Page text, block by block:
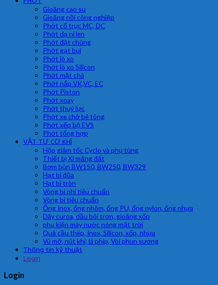
Gioăng cao su
Gioăng nồi công nghiệp
Phớt cổ trục MC, DC
Phớt dạ nỉ len
Phớt đặt chủng
Phớt gạt bụi
Phớt lò xo
Phớt lò xo Silicon
Phớt mặt chà
Phớt nắp VK,VC, EC
Phớt Piston
Phớt xoay
Phớt thuỷ lực
Phớt xe chở bê tông
Phớt xếp bộ EVS
Phớt tổng hợp
VẬT TƯ CƠ KHÍ
Hộp giảm tốc Cyclo và phụ tùng
Thiết bị Xi măng đất
Bơm bùn BW150, BW250, BW329
Hạt bi đũa
Hạt bi tròn
Vòng bi phi tiêu chuẩn
Vòng bi tiêu chuẩn
Ống Inox, ống nhôm, ống PU, ống nylon, ống nhựa
Dây curoa, dầu bôi trơn, gioăng xốp
phụ kiện máy nước nóng mặt trời
Quả cầu thép, Inox, Silicon, xốp, nhựa
Vú mỡ, nút khí, lá phíp, Vòi phun sương
Thông tin kỹ thuật
Login
Login